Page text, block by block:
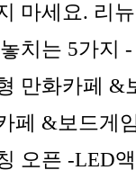
마세요. 리
놓치는 5가
만화카페
페 &보드
오픈 -LED